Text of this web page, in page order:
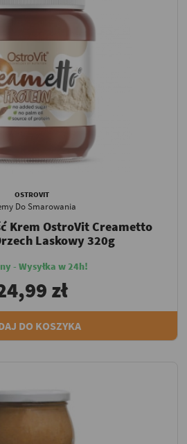
OSTROVIT
Do Smarowania
Krem OstroVit Creametto
Laskowy 320g
- Wysyłka w 24h!
zł
DO KOSZYKA